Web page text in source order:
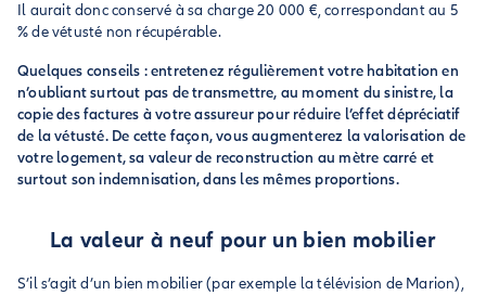
Il aurait donc conservé à sa charge 20 000 €, correspondant au 5
% de vétusté non récupérable.
Quelques conseils : entretenez régulièrement votre habitation en
n’oubliant surtout pas de transmettre, au moment du sinistre, la
copie des factures à votre assureur pour réduire l’effet dépréciatif
de la vétusté. De cette façon, vous augmenterez la valorisation de
votre logement, sa valeur de reconstruction au mètre carré et
surtout son indemnisation, dans les mêmes proportions.
La valeur à neuf pour un bien mobilier
S’il s’agit d’un bien mobilier (par exemple la télévision de Marion),